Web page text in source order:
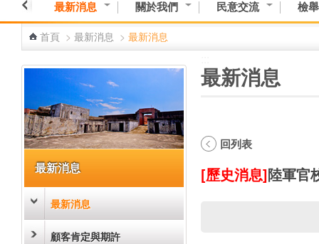
最新消息 關於我們 民意交流 檢
首頁 > 最新消息 > 最新消息
最新消息
最新消息
顧客肯定與期許
最新消息
回列表
[歷史消息]陸軍官